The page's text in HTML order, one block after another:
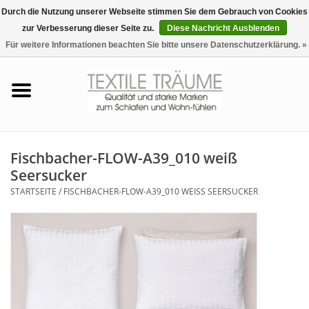
0 Artikel - €0,00
Tag & Nachtwäsche
Freizeit-Hausanzüge
Fischbacher-FLOW-A39_010 weiß
Seersucker
STARTSEITE / FISCHBACHER-FLOW-A39_010 WEISS SEERSUCKER
Durch die Nutzung unserer Webseite stimmen Sie dem Gebrauch von Cookies
zur Verbesserung dieser Seite zu.
Diese Nachricht Ausblenden
Für weitere Informationen beachten Sie bitte unsere Datenschutzerklärung. »